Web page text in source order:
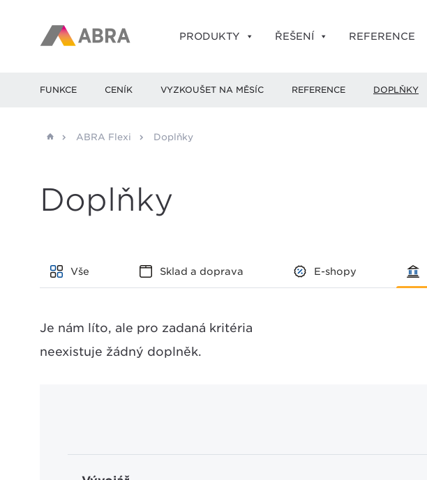
PRODUKTY ŘEŠENÍ REFERENCE
FUNKCE CENÍK VYZKOUŠET NA MĚSÍC REFERENCE DOPLŇKY
ABRA Flexi Doplňky
Doplňky
Vše Sklad a doprava E-shopy
Je nám líto, ale pro zadaná kritéria
neexistuje žádný doplněk.